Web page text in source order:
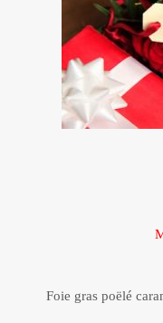
Foie gras poëlé